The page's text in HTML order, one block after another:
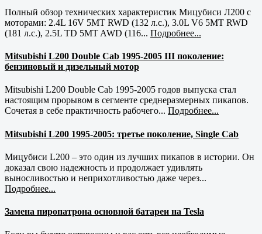
Полный обзор технических характеристик Мицубиси Л200 с
моторами: 2.4L 16V 5MT RWD (132 л.с.), 3.0L V6 5MT RWD
(181 л.с.), 2.5L TD 5MT AWD (116... Подробнее...
Mitsubishi L200 Double Cab 1995-2005 III поколение:
бензиновый и дизельный мотор
Mitsubishi L200 Double Cab 1995-2005 годов выпуска стал
настоящим прорывом в сегменте среднеразмерных пикапов.
Сочетая в себе практичность рабочего... Подробнее...
Mitsubishi L200 1995-2005: третье поколение, Single Cab
Мицубиси L200 – это один из лучших пикапов в истории. Он
доказал свою надежность и продолжает удивлять
выносливостью и неприхотливостью даже через...
Подробнее...
Замена пиропатрона основной батареи на Tesla